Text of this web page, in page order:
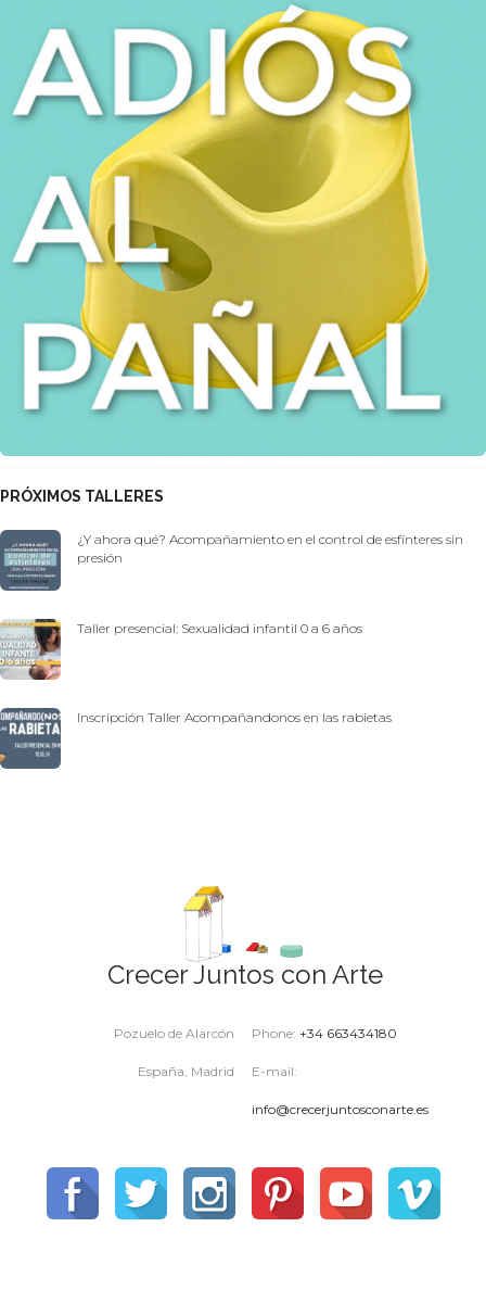
PRÓXIMOS TALLERES
¿Y ahora qué? Acompañamiento en el control de esfínteres sin
presión
Taller presencial: Sexualidad infantil 0 a 6 años
Inscripción Taller Acompañandonos en las rabietas
Crecer Juntos con Arte
Phone:+34 663434180
E-mail:
info@crecerjuntosconarte.es
Pozuelo de Alarcón
España, Madrid